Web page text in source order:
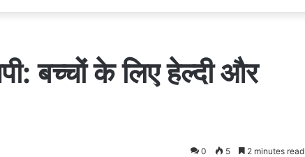
बच्चों के लिए हेल्दी और
0 5 2 minutes read